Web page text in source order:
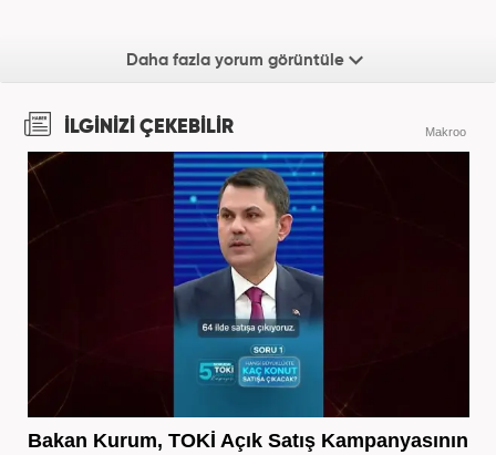
Daha fazla yorum görüntüle
İLGİNİZİ ÇEKEBİLİR Makroo
Bakan Kurum, TOKİ Açık Satış Kampanyasının